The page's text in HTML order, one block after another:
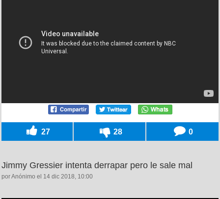
27 28 0
Jimmy Gressier intenta derrapar pero le sale mal
por Anónimo el 14 dic 2018, 10:00